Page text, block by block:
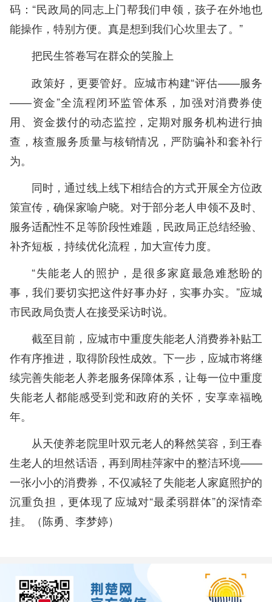
码：“民政局的同志上门帮我们申领，孩子在外地也
能操作，特别方便。真是想到我们心坎里去了。”
把民生答卷写在群众的笑脸上
政策好，更要管好。应城市构建“评估——服务
——资金”全流程闭环监管体系，加强对消费券使
用、资金拨付的动态监控，定期对服务机构进行抽
查，核查服务质量与核销情况，严防骗补和套补行
为。
同时，通过线上线下相结合的方式开展全方位政
策宣传，确保家喻户晓。对于部分老人申领不及时、
服务适配性不足等阶段性难题，民政局正总结经验、
补齐短板，持续优化流程，加大宣传力度。
“失能老人的照护，是很多家庭最急难愁盼的
事，我们要切实把这件好事办好，实事办实。”应城
市民政局负责人在接受采访时说。
截至目前，应城市中重度失能老人消费券补贴工
作有序推进，取得阶段性成效。下一步，应城市将继
续完善失能老人养老服务保障体系，让每一位中重度
失能老人都能感受到党和政府的关怀，安享幸福晚
年。
从天使养老院里叶双元老人的释然笑容，到王春
生老人的坦然话语，再到周桂萍家中的整洁环境——
一张小小的消费券，不仅减轻了失能老人家庭照护的
沉重负担，更体现了应城对“最柔弱群体”的深情牵
挂。（陈勇、 李梦婷）